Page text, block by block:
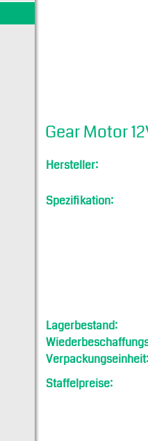
Gear Motor
Hersteller:
Spezifikation:
Lagerbestand:
Verpackungseinheit:
Staffelpreise: